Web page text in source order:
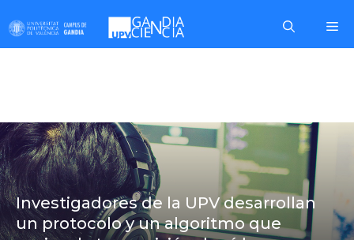
contenido
Investigadores de la UPV desarrollan
un protocolo y un algoritmo que